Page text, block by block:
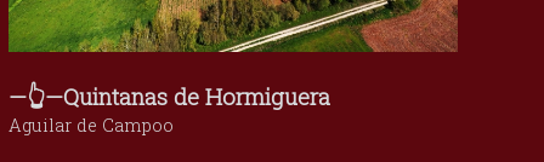
—👆—Quintanas de Hormiguera
Aguilar de Campoo